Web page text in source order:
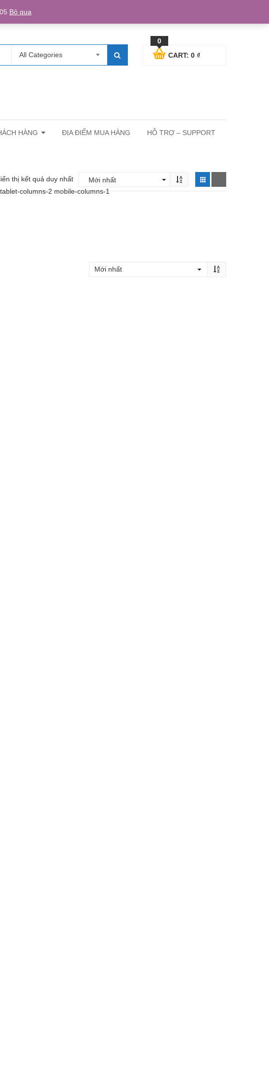
Login/Register
All Categories
0
CART: 0 ₫
HÀNG ĐỊA ĐIỂM MUA HÀNG HỖ TRỢ – SUPPORT
thị kết quả duy nhất
columns-2 mobile-columns-1
Bỏ qua